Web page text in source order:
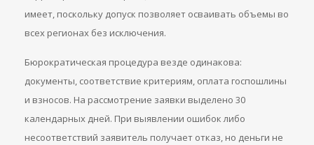
имеет, поскольку допуск позволяет осваивать объемы во
всех регионах без исключения.
Бюрократическая процедура везде одинакова:
документы, соответствие критериям, оплата госпошлины
и взносов. На рассмотрение заявки выделено 30
календарных дней. При выявлении ошибок либо
несоответствий заявитель получает отказ, но деньги не